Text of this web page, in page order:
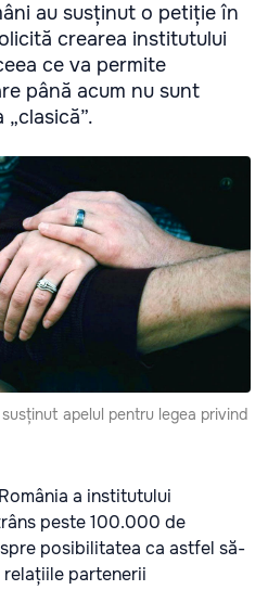
au susținut o petiție în
crearea institutului
ce va permite
până acum nu sunt
apelul pentru legea privind
a institutului
peste 100.000 de
posibilitatea ca astfel să-
partenerii